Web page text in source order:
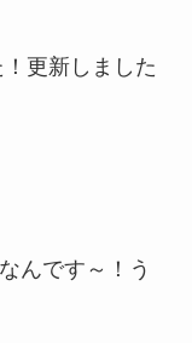
更新しました
んです～！う